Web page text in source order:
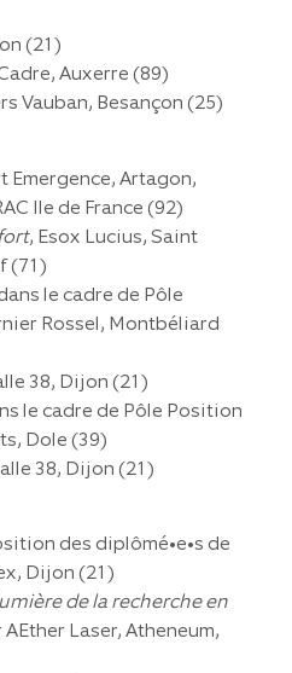
(21)
Auxerre (89)
Vauban, Besançon (25)
Emergence, Artagon,
Ile de France (92)
, Esox Lucius, Saint
(71)
le cadre de Pôle
Rossel, Montbéliard
38, Dijon (21)
le cadre de Pôle Position
Dole (39)
38, Dijon (21)
des diplômé•e•s de
Dijon (21)
de la recherche en
Laser, Atheneum,